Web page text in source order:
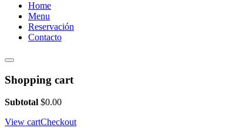
Home
Menu
Reservación
Contacto
Shopping cart
Subtotal $0.00
View cartCheckout